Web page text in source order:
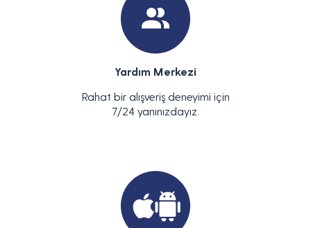
Yardım Merkezi
Rahat bir alışveriş deneyimi için
7/24 yanınızdayız.